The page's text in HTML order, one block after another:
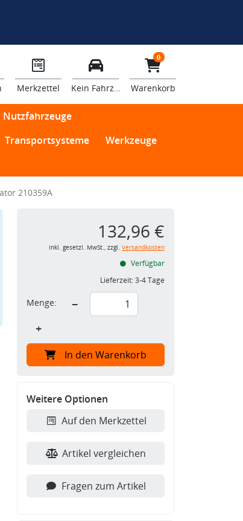
Merkzettel Kein Fahrzeug
0
Warenkorb
Nutzfahrzeuge
Transportsysteme
Werkzeuge
210359A
132,96 €
inkl. gesetzl. MwSt., zzgl. Versandkosten
Verfügbar
Lieferzeit:3-4 Tage
Menge:
−
+
In den Warenkorb
Weitere Optionen
Auf den Merkzettel
Artikel vergleichen
Fragen zum Artikel